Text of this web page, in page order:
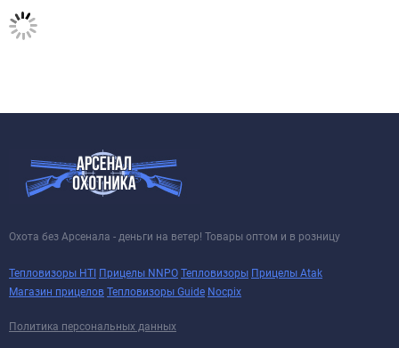
Охота без Арсенала - деньги на ветер! Товары оптом и в розницу
Тепловизоры HTI Прицелы NNPO Тепловизоры Прицелы Atak
Магазин прицелов Тепловизоры Guide Nocpix
Политика персональных данных